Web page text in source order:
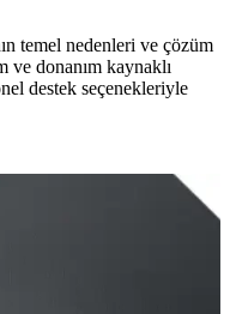
temel nedenleri ve çözüm
ve donanım kaynaklı
destek seçenekleriyle